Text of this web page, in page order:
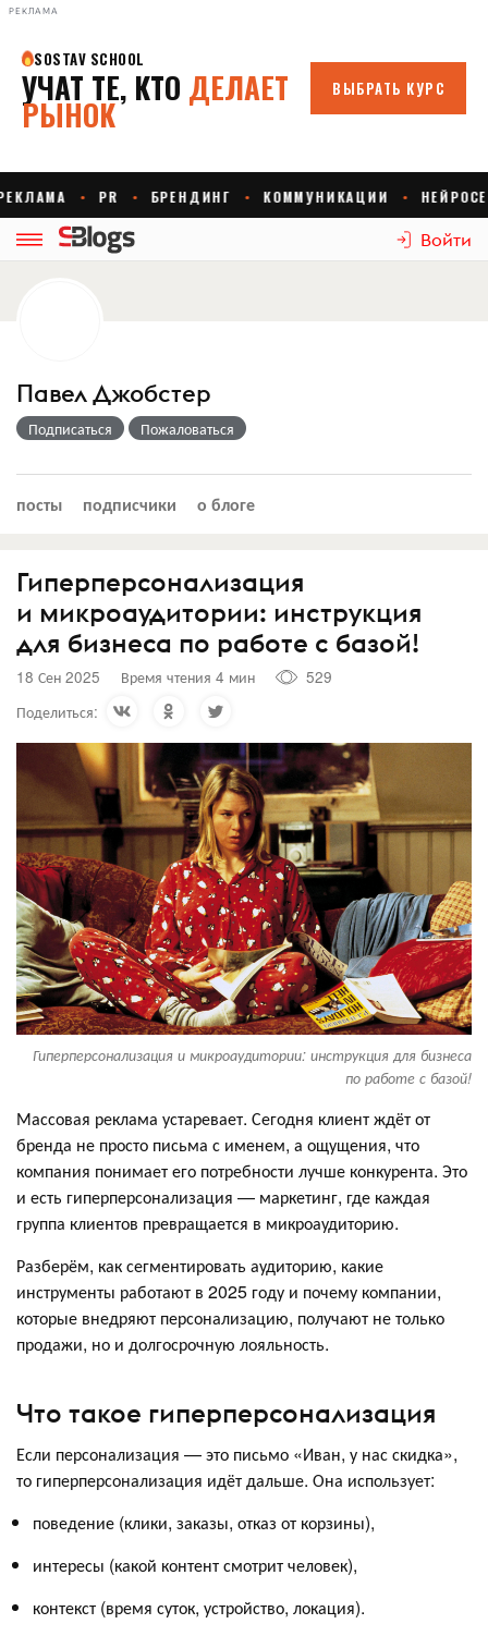
РЕКЛАМА
Войти
Павел Джобстер
Подписаться Пожаловаться
посты подписчики о блоге
Гиперперсонализация
и микроаудитории: инструкция
для бизнеса по работе с базой!
18 Сен 2025 Время чтения 4 мин
529
Поделиться:
Гиперперсонализация и микроаудитории: инструкция для бизнеса
по работе с базой!
Массовая реклама устаревает. Сегодня клиент ждёт от
бренда не просто письма с именем, а ощущения, что
компания понимает его потребности лучше конкурента. Это
и есть гиперперсонализация — маркетинг, где каждая
группа клиентов превращается в микроаудиторию.
Разберём, как сегментировать аудиторию, какие
инструменты работают в 2025 году и почему компании,
которые внедряют персонализацию, получают не только
продажи, но и долгосрочную лояльность.
Что такое гиперперсонализация
Если персонализация — это письмо «Иван, у нас скидка»,
то гиперперсонализация идёт дальше. Она использует:
поведение (клики, заказы, отказ от корзины),
интересы (какой контент смотрит человек),
контекст (время суток, устройство, локация).